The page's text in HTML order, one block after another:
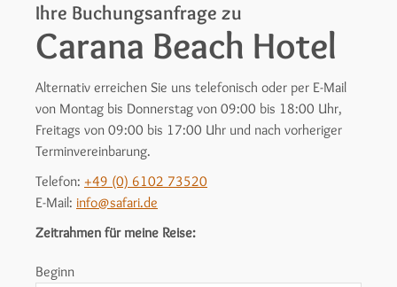
Ihre Buchungsanfrage zu
Carana Beach Hotel
Alternativ erreichen Sie uns telefonisch oder per E-Mail
von Montag bis Donnerstag von 09:00 bis 18:00 Uhr,
Freitags von 09:00 bis 17:00 Uhr und nach vorheriger
Terminvereinbarung.
Telefon: +49 (0) 6102 73520
E-Mail: info@safari.de
Zeitrahmen für meine Reise:
Beginn